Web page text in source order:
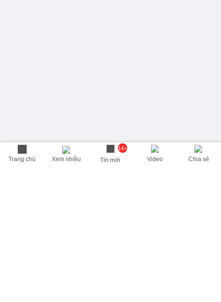
Trang chủ Xem nhiều
14+
Tin mới Video Chia sẻ